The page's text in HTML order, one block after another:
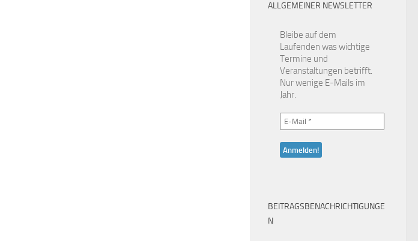
ALLGEMEINER NEWSLETTER
Bleibe auf dem
Laufenden was wichtige
Termine und
Veranstaltungen betrifft.
Nur wenige E-Mails im
Jahr.
BEITRAGSBENACHRICHTIGUNGE
N